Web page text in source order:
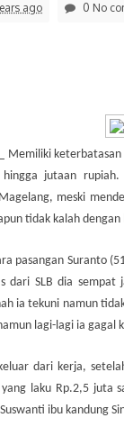
ago 0 No
Memiliki keterbatasan
hingga jutaan
meski
tidak kalah
pasangan Suranto
dari SLB dia
ia tekuni namun
lagi-lagi ia gagal
dari kerja,
laku Rp.2,5 juta
ibu kandung